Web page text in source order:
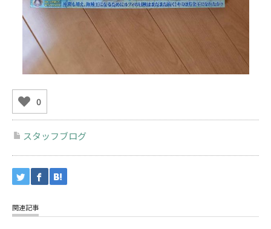
0
スタッフブログ
関連記事